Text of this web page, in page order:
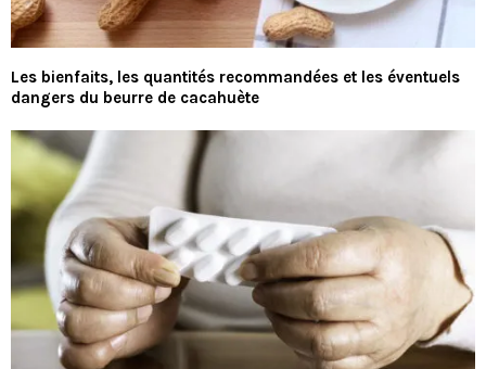
Les bienfaits, les quantités recommandées et les éventuels
dangers du beurre de cacahuète